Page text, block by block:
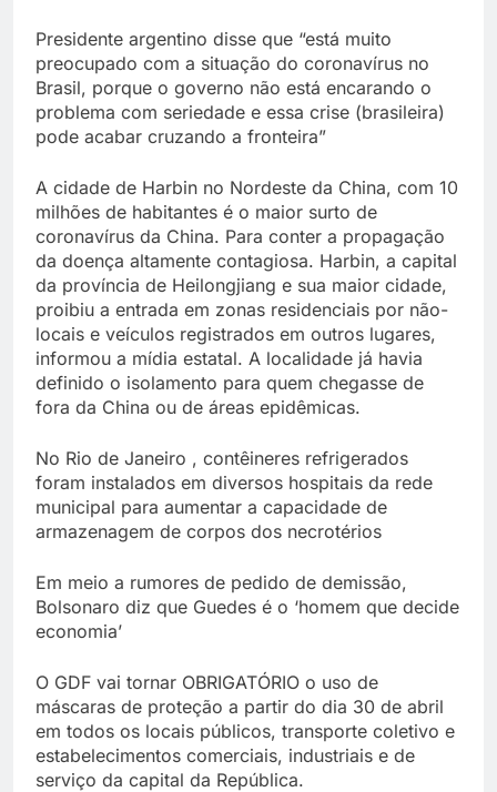
Presidente argentino disse que “está muito
preocupado com a situação do coronavírus no
Brasil, porque o governo não está encarando o
problema com seriedade e essa crise (brasileira)
pode acabar cruzando a fronteira”
A cidade de Harbin no Nordeste da China, com 10
milhões de habitantes é o maior surto de
coronavírus da China. Para conter a propagação
da doença altamente contagiosa. Harbin, a capital
da província de Heilongjiang e sua maior cidade,
proibiu a entrada em zonas residenciais por não-
locais e veículos registrados em outros lugares,
informou a mídia estatal. A localidade já havia
definido o isolamento para quem chegasse de
fora da China ou de áreas epidêmicas.
No Rio de Janeiro , contêineres refrigerados
foram instalados em diversos hospitais da rede
municipal para aumentar a capacidade de
armazenagem de corpos dos necrotérios
Em meio a rumores de pedido de demissão,
Bolsonaro diz que Guedes é o ‘homem que decide
economia’
O GDF vai tornar OBRIGATÓRIO o uso de
máscaras de proteção a partir do dia 30 de abril
em todos os locais públicos, transporte coletivo e
estabelecimentos comerciais, industriais e de
serviço da capital da República.